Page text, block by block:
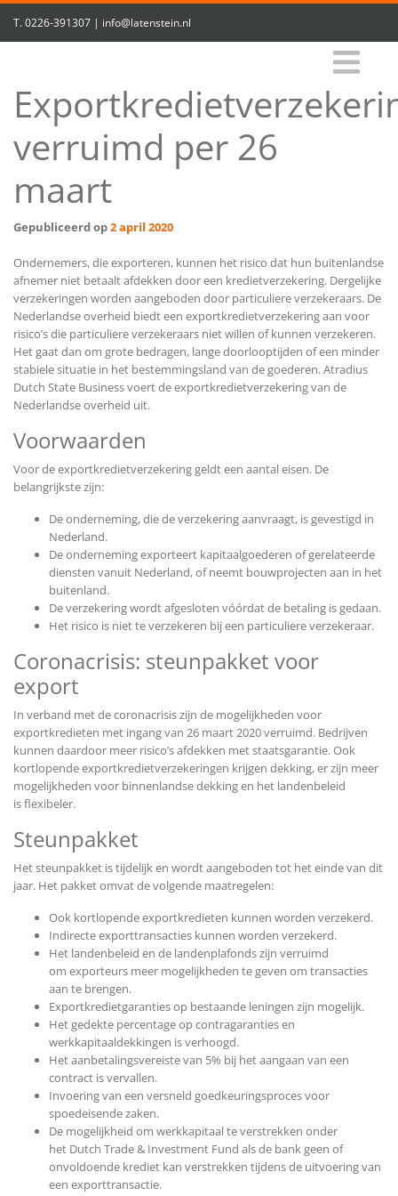
T.0226-391307 | info@latenstein.nl
verruimd per 26
maart
Gepubliceerd op2 april 2020
Ondernemers, die exporteren, kunnen het risico dat hun buitenlandse
afnemer niet betaalt afdekken door een kredietverzekering. Dergelijke
verzekeringen worden aangeboden door particuliere verzekeraars. De
Nederlandse overheid biedt een exportkredietverzekering aan voor
risico’s die particuliere verzekeraars niet willen of kunnen verzekeren.
Het gaat dan om grote bedragen, lange doorlooptijden of een minder
stabiele situatie in het bestemmingsland van de goederen. Atradius
Dutch State Business voert de exportkredietverzekering van de
Nederlandse overheid uit.
Voorwaarden
Voor de exportkredietverzekering geldt een aantal eisen. De
belangrijkste zijn:
De onderneming, die de verzekering aanvraagt, is gevestigd in
Nederland.
De onderneming exporteert kapitaalgoederen of gerelateerde
diensten vanuit Nederland, of neemt bouwprojecten aan in het
buitenland.
De verzekering wordt afgesloten vóórdat de betaling is gedaan.
Het risico is niet te verzekeren bij een particuliere verzekeraar.
Coronacrisis: steunpakket voor
export
In verband met de coronacrisis zijn de mogelijkheden voor
exportkredieten met ingang van 26 maart 2020 verruimd. Bedrijven
kunnen daardoor meer risico’s afdekken met staatsgarantie. Ook
kortlopende exportkredietverzekeringen krijgen dekking, er zijn meer
mogelijkheden voor binnenlandse dekking en het landenbeleid
is flexibeler.
Steunpakket
Het steunpakket is tijdelijk en wordt aangeboden tot het einde van dit
jaar. Het pakket omvat de volgende maatregelen:
Ook kortlopende exportkredieten kunnen worden verzekerd.
Indirecte exporttransacties kunnen worden verzekerd.
Het landenbeleid en de landenplafonds zijn verruimd
om exporteurs meer mogelijkheden te geven om transacties
aan te brengen.
Exportkredietgaranties op bestaande leningen zijn mogelijk.
Het gedekte percentage op contragaranties en
werkkapitaaldekkingen is verhoogd.
Het aanbetalingsvereiste van 5% bij het aangaan van een
contract is vervallen.
Invoering van een versneld goedkeuringsprocesvoor
spoedeisende zaken.
De mogelijkheid om werkkapitaal te verstrekken onder
het Dutch Trade & Investment Fund als de bank geen of
onvoldoende krediet kan verstrekken tijdens de uitvoering van
een exporttransactie.